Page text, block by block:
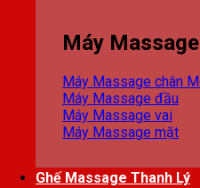
Máy Massage
Máy Massage chân
Máy Massage đầu
Máy Massage vai
Máy Massage mặt
Ghế Massage Thanh Lý